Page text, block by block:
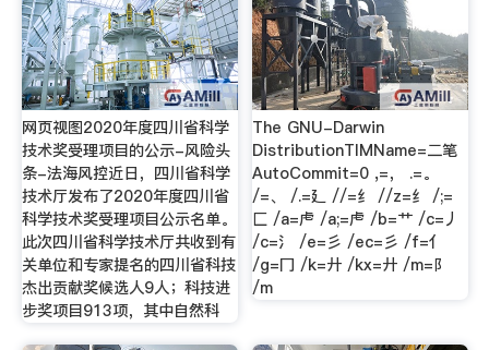
网页视图2020年度四川省科学
技术奖受理项目的公示-风险头
条-法海风控近日，四川省科学
技术厅发布了2020年度四川省
科学技术奖受理项目公示名单。
此次四川省科学技术厅共收到有
关单位和专家提名的四川省科技
杰出贡献奖候选人9人；科技进
步奖项目913项，其中自然科
The GNU-Darwin
DistributionTIMName=二笔
AutoCommit=0 ,=， .=。
/=、 /.=廴 //=纟 //z=纟 /;=
匚 /a=虍 /a;=虍 /b=艹 /c=丿
/c=氵 /e=彡 /ec=彡 /f=亻
/g=冂 /k=廾 /kx=廾 /m=阝
/m